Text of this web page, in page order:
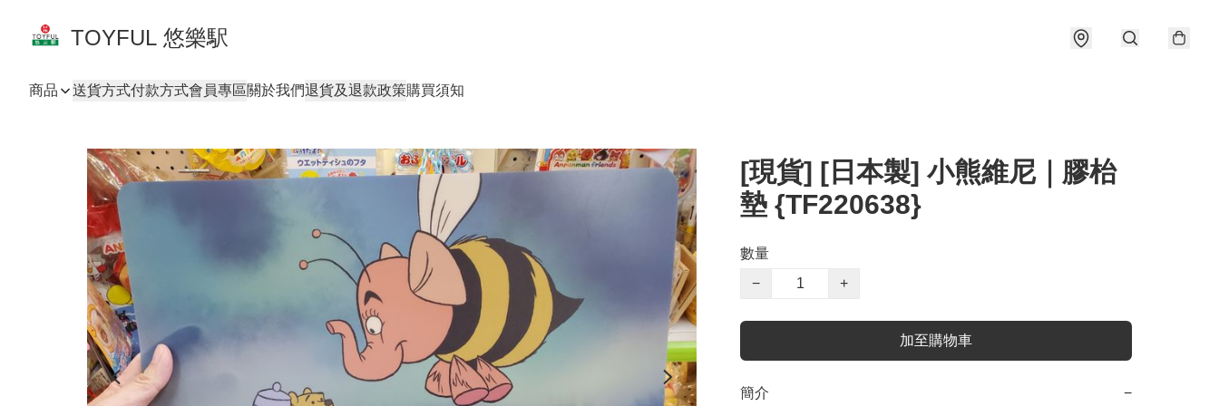
TOYFUL 悠樂駅
商品 送貨方式付款方式會員專區關於我們退貨及退款政策購買須知
[現貨] [日本製] 小熊維尼｜膠枱
墊 {TF220638}
數量
−
+
加至購物車
簡介 −